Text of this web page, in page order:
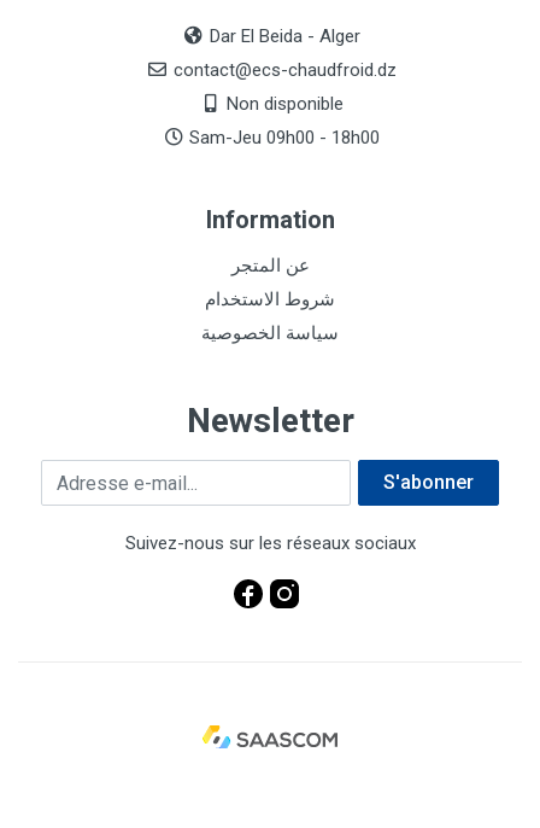
Dar El Beida - Alger
contact@ecs-chaudfroid.dz
Non disponible
Sam-Jeu 09h00 - 18h00
Information
عن المتجر
شروط الاستخدام
سياسة الخصوصية
Newsletter
Adresse e-mail S'abonner
Suivez-nous sur les réseaux sociaux